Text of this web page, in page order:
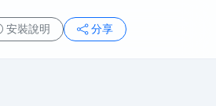
安裝說明 分享